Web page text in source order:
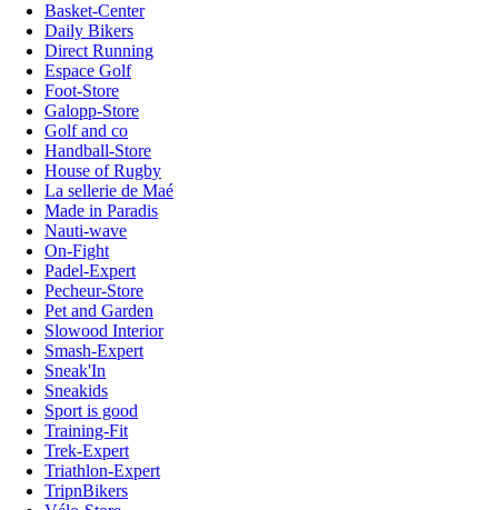
Basket-Center
Daily Bikers
Direct Running
Espace Golf
Foot-Store
Galopp-Store
Golf and co
Handball-Store
House of Rugby
La sellerie de Maé
Made in Paradis
Nauti-wave
On-Fight
Padel-Expert
Pecheur-Store
Pet and Garden
Slowood Interior
Smash-Expert
Sneak'In
Sneakids
Sport is good
Training-Fit
Trek-Expert
Triathlon-Expert
TripnBikers